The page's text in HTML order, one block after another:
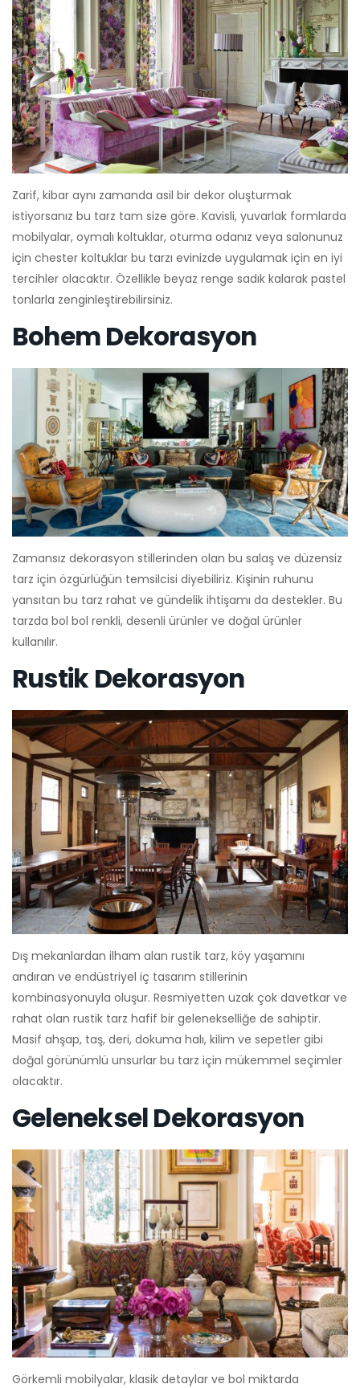
Zarif, kibar aynı zamanda asil bir dekor oluşturmak
istiyorsanız bu tarz tam size göre. Kavisli, yuvarlak formlarda
mobilyalar, oymalı koltuklar, oturma odanız veya salonunuz
için chester koltuklar bu tarzı evinizde uygulamak için en iyi
tercihler olacaktır. Özellikle beyaz renge sadık kalarak pastel
tonlarla zenginleştirebilirsiniz.
Bohem Dekorasyon
Zamansız dekorasyon stillerinden olan bu salaş ve düzensiz
tarz için özgürlüğün temsilcisi diyebiliriz. Kişinin ruhunu
yansıtan bu tarz rahat ve gündelik ihtişamı da destekler. Bu
tarzda bol bol renkli, desenli ürünler ve doğal ürünler
kullanılır.
Rustik Dekorasyon
Dış mekanlardan ilham alan rustik tarz, köy yaşamını
andıran ve endüstriyel iç tasarım stillerinin
kombinasyonuyla oluşur. Resmiyetten uzak çok davetkar ve
rahat olan rustik tarz hafif bir gelenekselliğe de sahiptir.
Masif ahşap, taş, deri, dokuma halı, kilim ve sepetler gibi
doğal görünümlü unsurlar bu tarz için mükemmel seçimler
olacaktır.
Geleneksel Dekorasyon
Görkemli mobilyalar, klasik detaylar ve bol miktarda